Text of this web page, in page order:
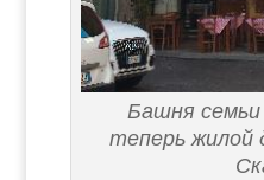
Башня
теперь жилой